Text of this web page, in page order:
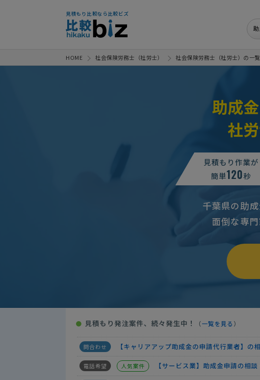
見積もり比較なら比較ビズ
HOME 社会保険労務士（社労士） 社会保険労務士（社労士）の一覧
助成
社
見積もり作業が
簡単120秒
千葉県の助
面倒な専
● 見積もり発注案件、続々発生中！ （一覧を見る ）
相談して決め
【キャリアアップ助成金の申請代行業者】の
【サービス業】助成金申請の相談
相談して決めた
【助成金が得意な方・スポット対応が可能な
予算上限なし
【助成金の申請提出、代行】の相談・提案依
助成金申請の相談・提案依頼 相談して決めた
【キャリアアップ助成金の申請代行業者】の
人気案件 【サービス業】助成金申請の相